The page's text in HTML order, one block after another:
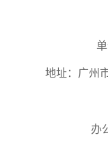
地址：广州
办